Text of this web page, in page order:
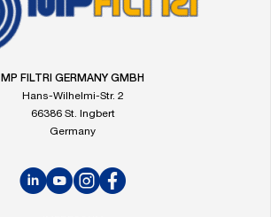
MP FILTRI GERMANY GMBH
Hans-Wilhelmi-Str. 2
66386 St. Ingbert
Germany
LinkedInYouTubeInstagramFacebook